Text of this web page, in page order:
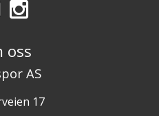
oss
AS
17